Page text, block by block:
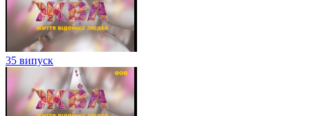
35 випуск